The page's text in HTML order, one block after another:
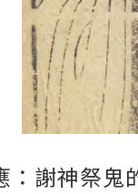
：謝神祭鬼